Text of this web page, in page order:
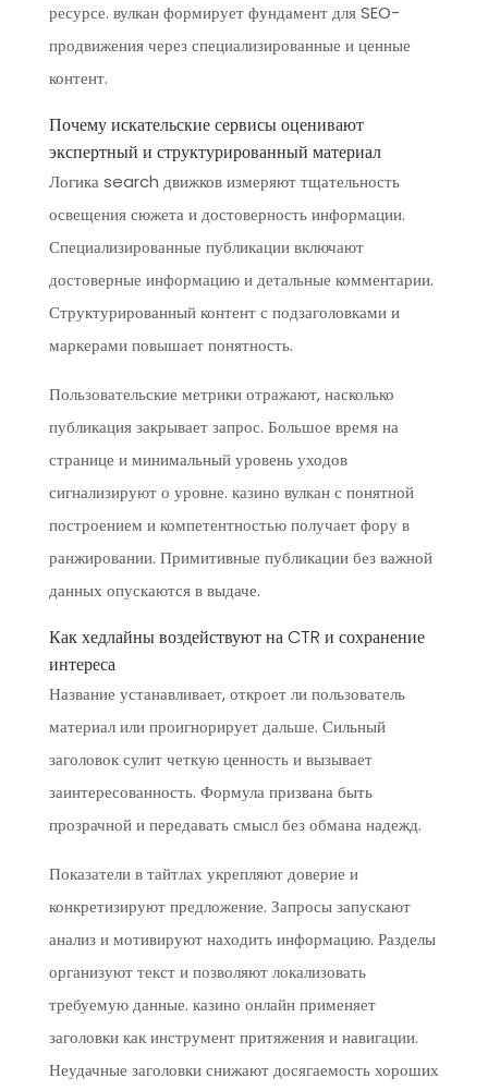
ресурсе. вулкан формирует фундамент для SEO-
продвижения через специализированные и ценные
контент.
Почему искательские сервисы оценивают
экспертный и структурированный материал
Логика search движков измеряют тщательность
освещения сюжета и достоверность информации.
Специализированные публикации включают
достоверные информацию и детальные комментарии.
Структурированный контент с подзаголовками и
маркерами повышает понятность.
Пользовательские метрики отражают, насколько
публикация закрывает запрос. Большое время на
странице и минимальный уровень уходов
сигнализируют о уровне. казино вулкан с понятной
построением и компетентностью получает фору в
ранжировании. Примитивные публикации без важной
данных опускаются в выдаче.
Как хедлайны воздействуют на CTR и сохранение
интереса
Название устанавливает, откроет ли пользователь
материал или проигнорирует дальше. Сильный
заголовок сулит четкую ценность и вызывает
заинтересованность. Формула призвана быть
прозрачной и передавать смысл без обмана надежд.
Показатели в тайтлах укрепляют доверие и
конкретизируют предложение. Запросы запускают
анализ и мотивируют находить информацию. Разделы
организуют текст и позволяют локализовать
требуемую данные. казино онлайн применяет
заголовки как инструмент притяжения и навигации.
Неудачные заголовки снижают досягаемость хороших